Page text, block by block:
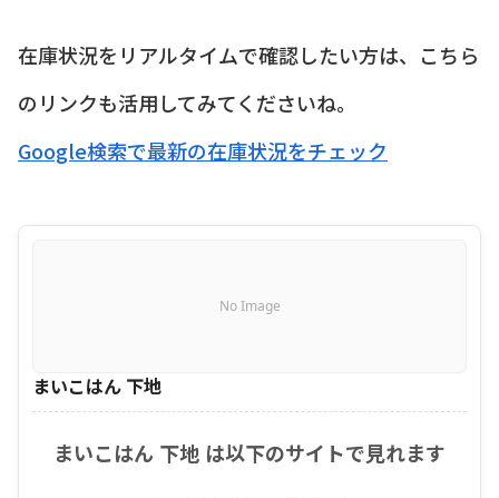
在庫状況をリアルタイムで確認したい方は、こちら
のリンクも活用してみてくださいね。
Google検索で最新の在庫状況をチェック
No Image
まいこはん 下地
まいこはん 下地 は以下のサイトで見れます